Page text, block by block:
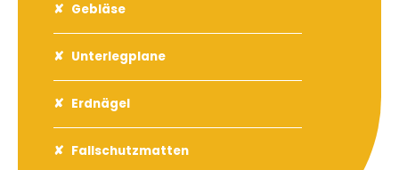
Gebläse
Unterlegplane
Erdnägel
Fallschutzmatten